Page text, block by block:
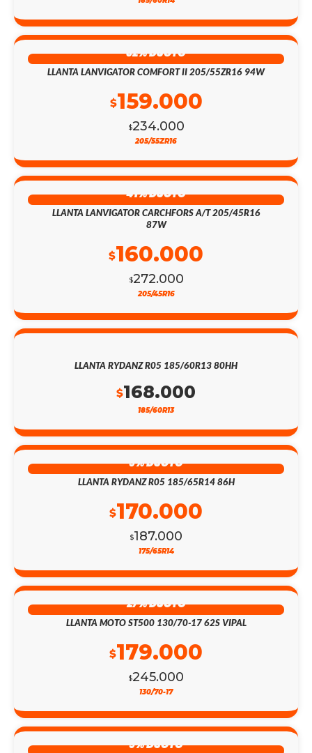
32% DSCTO
LLANTA LANVIGATOR COMFORT II 205/55ZR16 94W
$234.000
$159.000
205/55ZR16
41% DSCTO
LLANTA LANVIGATOR CARCHFORS A/T 205/45R16
87W
$272.000
$160.000
205/45R16
LLANTA RYDANZ R05 185/60R13 80HH
$168.000
185/60R13
9% DSCTO
LLANTA RYDANZ R05 185/65R14 86H
$187.000
$170.000
175/65R14
27% DSCTO
LLANTA MOTO ST500 130/70-17 62S VIPAL
$245.000
$179.000
130/70-17
9% DSCTO